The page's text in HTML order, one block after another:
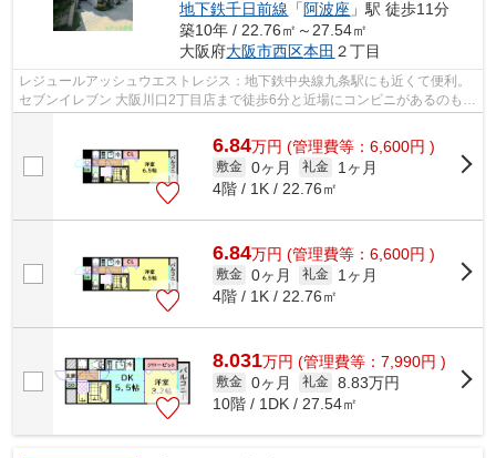
地下鉄千日前線 「 阿波座 」駅 徒歩11分
築10年 / 22.76㎡～27.54㎡
大阪府大阪市西区本田 ２丁目
レジュールアッシュウエストレジス：地下鉄中央線九条駅にも近くて便利。
セブンイレブン 大阪川口2丁目店まで徒歩6分と近場にコンビニがあるのもポ
6.84万円 (管理費等：6,600円 )
敷金 0ヶ月 礼金
1ヶ月
4階 / 1K / 22.76㎡
6.84万円 (管理費等：6,600円 )
敷金 0ヶ月 礼金
1ヶ月
4階 / 1K / 22.76㎡
8.031万円 (管理費等：7,990円 )
敷金 0ヶ月 礼金 8.83万円
10階 / 1DK / 27.54㎡